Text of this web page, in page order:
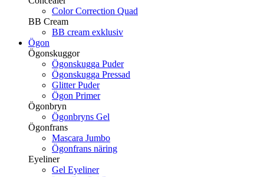
Color Correction Quad
BB Cream
BB cream exklusiv
Ögon
Ögonskuggor
Ögonskugga Puder
Ögonskugga Pressad
Glitter Puder
Ögon Primer
Ögonbryn
Ögonbryns Gel
Ögonfrans
Mascara Jumbo
Ögonfrans näring
Eyeliner
Gel Eyeliner